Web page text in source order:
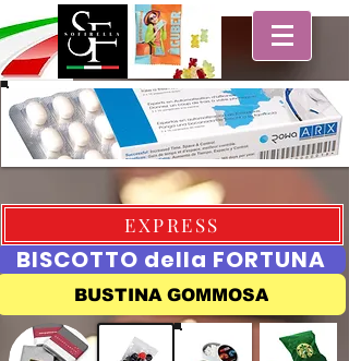
EXPRESS
BISCOTTO della FORTUNA
BUSTINA GOMMOSA